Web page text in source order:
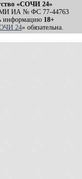
«СОЧИ 24»
ИА № ФС 77-44763
информацию 18+
24» обязательна.